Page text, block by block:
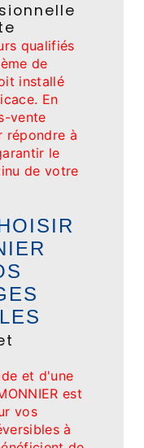
qualifiés
de
installé
En
vente
répondre à
le
de votre
et d'une
est
vos
à